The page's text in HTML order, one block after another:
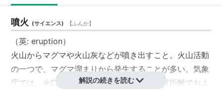
噴火 (サイエンス) 【ふんか】
（英: eruption）
火山からマグマや火山灰などが噴き出すこと。 火山活動
の一つで、マグマ溜まりから発生することが多い。気象
庁では、火口から固形物が水平あるいは垂直距離でおよ
解説の続きを読む